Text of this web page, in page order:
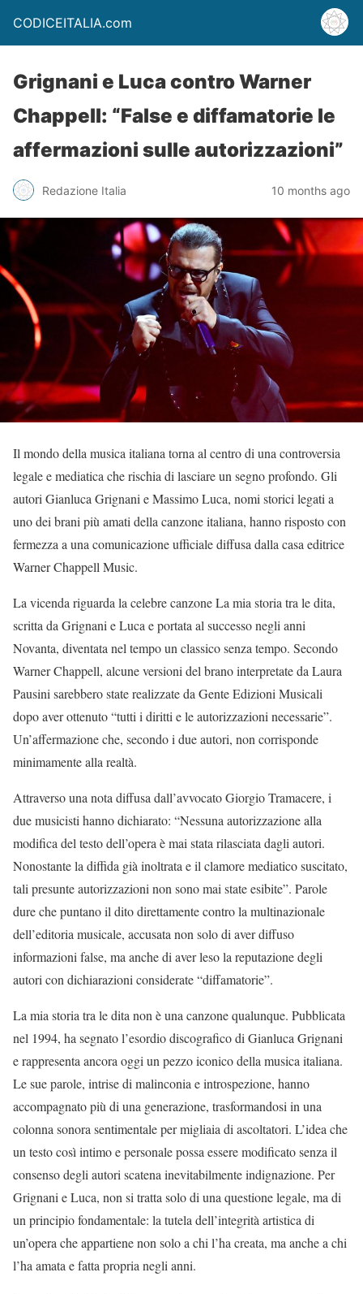
CODICEITALIA.com
Grignani e Luca contro Warner
Chappell: “False e diffamatorie le
affermazioni sulle autorizzazioni”
Redazione Italia 10 months ago
Il mondo della musica italiana torna al centro di una controversia
legale e mediatica che rischia di lasciare un segno profondo. Gli
autori Gianluca Grignani e Massimo Luca, nomi storici legati a
uno dei brani più amati della canzone italiana, hanno risposto con
fermezza a una comunicazione ufficiale diffusa dalla casa editrice
Warner Chappell Music.
La vicenda riguarda la celebre canzone La mia storia tra le dita,
scritta da Grignani e Luca e portata al successo negli anni
Novanta, diventata nel tempo un classico senza tempo. Secondo
Warner Chappell, alcune versioni del brano interpretate da Laura
Pausini sarebbero state realizzate da Gente Edizioni Musicali
dopo aver ottenuto “tutti i diritti e le autorizzazioni necessarie”.
Un’affermazione che, secondo i due autori, non corrisponde
minimamente alla realtà.
Attraverso una nota diffusa dall’avvocato Giorgio Tramacere, i
due musicisti hanno dichiarato: “Nessuna autorizzazione alla
modifica del testo dell’opera è mai stata rilasciata dagli autori.
Nonostante la diffida già inoltrata e il clamore mediatico suscitato,
tali presunte autorizzazioni non sono mai state esibite”. Parole
dure che puntano il dito direttamente contro la multinazionale
dell’editoria musicale, accusata non solo di aver diffuso
informazioni false, ma anche di aver leso la reputazione degli
autori con dichiarazioni considerate “diffamatorie”.
La mia storia tra le dita non è una canzone qualunque. Pubblicata
nel 1994, ha segnato l’esordio discografico di Gianluca Grignani
e rappresenta ancora oggi un pezzo iconico della musica italiana.
Le sue parole, intrise di malinconia e introspezione, hanno
accompagnato più di una generazione, trasformandosi in una
colonna sonora sentimentale per migliaia di ascoltatori. L’idea che
un testo così intimo e personale possa essere modificato senza il
consenso degli autori scatena inevitabilmente indignazione. Per
Grignani e Luca, non si tratta solo di una questione legale, ma di
un principio fondamentale: la tutela dell’integrità artistica di
un’opera che appartiene non solo a chi l’ha creata, ma anche a chi
l’ha amata e fatta propria negli anni.